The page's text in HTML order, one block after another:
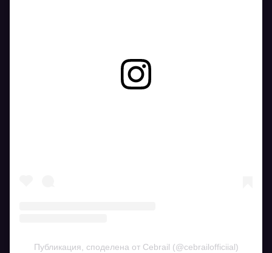
Публикация, споделена от Cebrail (@cebrailofficiial)